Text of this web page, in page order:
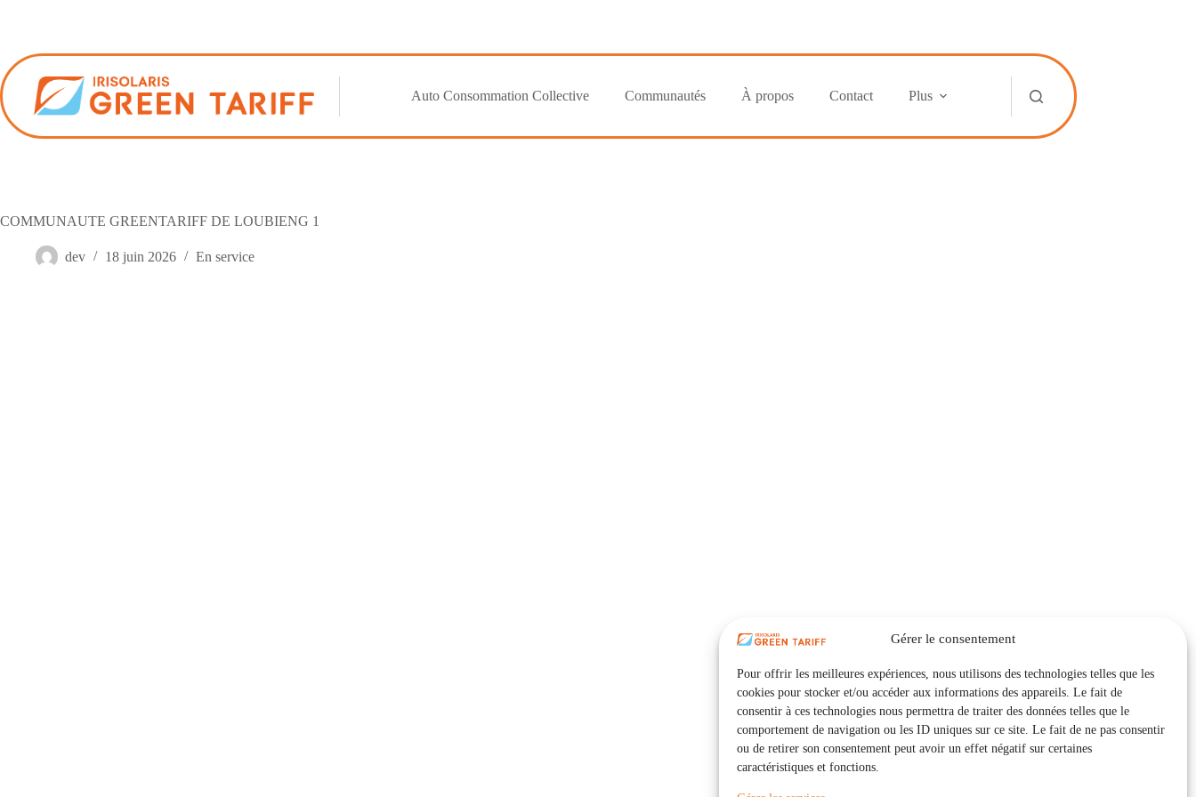
Gérer le consentement
Pour offrir les meilleures expériences, nous utilisons des technologies telles que les
cookies pour stocker et/ou accéder aux informations des appareils. Le fait de
consentir à ces technologies nous permettra de traiter des données telles que le
comportement de navigation ou les ID uniques sur ce site. Le fait de ne pas consentir
ou de retirer son consentement peut avoir un effet négatif sur certaines
caractéristiques et fonctions.
Auto Consommation Collective Communautés À propos Contact Plus
COMMUNAUTE GREENTARIFF DE LOUBIENG 1
dev 18 juin 2026 En service